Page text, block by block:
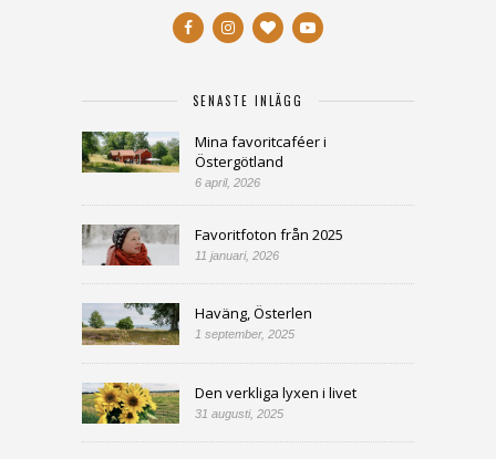
SENASTE INLÄGG
Mina favoritcaféer i
Östergötland
6 april, 2026
Favoritfoton från 2025
11 januari, 2026
Haväng, Österlen
1 september, 2025
Den verkliga lyxen i livet
31 augusti, 2025